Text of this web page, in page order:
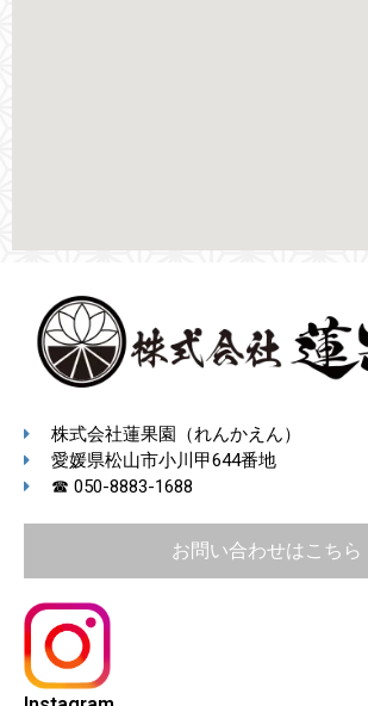
株式会社蓮果園（れんかえん）
愛媛県松山市小川甲644番地
☎ 050-8883-1688
お問い合わせはこちら